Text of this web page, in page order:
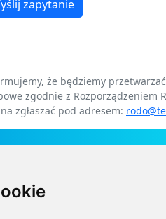
zapytanie
że będziemy
zgodnie z Rozporządzeniem
zgłaszać pod adresem:
Technical Grzegorz Tęgos